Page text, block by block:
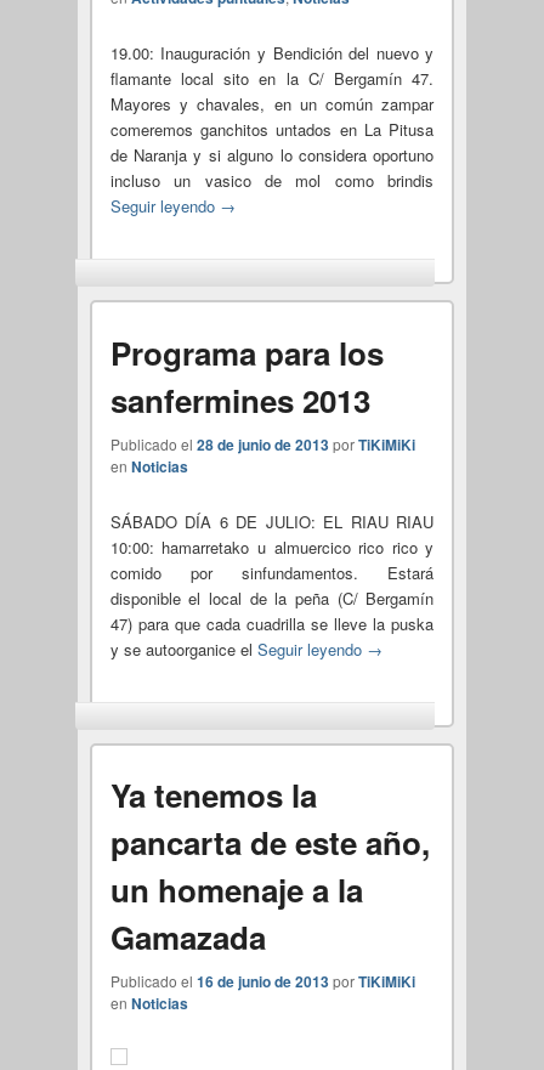
19.00: Inauguración y Bendición del nuevo y
flamante local sito en la C/ Bergamín 47.
Mayores y chavales, en un común zampar
comeremos ganchitos untados en La Pitusa
de Naranja y si alguno lo considera oportuno
incluso un vasico de mol como brindis
Seguir leyendo →
Programa para los
sanfermines 2013
Publicado el 28 de junio de 2013porTiKiMiKi
en Noticias
SÁBADO DÍA 6 DE JULIO: EL RIAU RIAU
10:00: hamarretako u almuercico rico rico y
comido por sinfundamentos. Estará
disponible el local de la peña (C/ Bergamín
47) para que cada cuadrilla se lleve la puska
y se autoorganice el Seguir leyendo →
Ya tenemos la
pancarta de este año,
un homenaje a la
Gamazada
Publicado el 16 de junio de 2013porTiKiMiKi
en Noticias